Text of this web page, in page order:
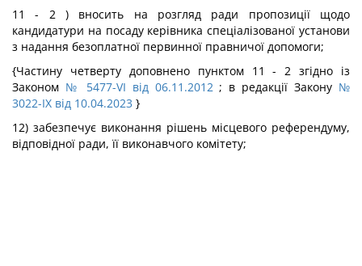
11 - 2 ) вносить на розгляд ради пропозиції щодо
кандидатури на посаду керівника спеціалізованої установи
з надання безоплатної первинної правничої допомоги;
{Частину четверту доповнено пунктом 11 - 2 згідно із
Законом № 5477-VI від 06.11.2012; в редакції Закону №
3022-IX від 10.04.2023 }
12) забезпечує виконання рішень місцевого референдуму,
відповідної ради, її виконавчого комітету;